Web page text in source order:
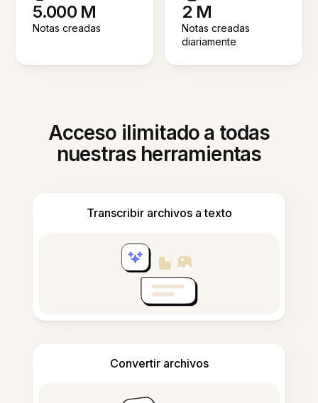
5.000 M
Notas creadas
2 M
Notas creadas
diariamente
Acceso ilimitado a todas
nuestras herramientas
Transcribir archivos a texto
Convertir archivos